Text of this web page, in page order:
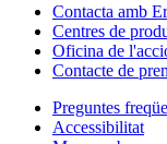
Contacta amb
Centres de
Oficina de
Contacte de
Preguntes
Accessibilitat